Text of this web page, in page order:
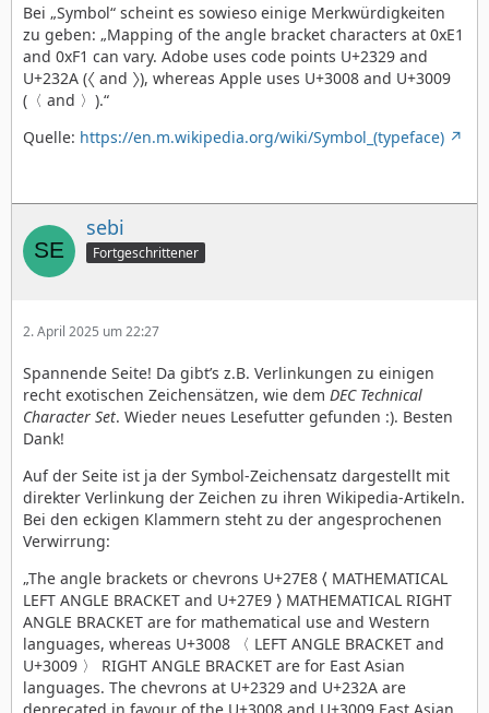
Bei „Symbol“ scheint es sowieso einige Merkwürdigkeiten
zu geben: „Mapping of the angle bracket characters at 0xE1
and 0xF1 can vary. Adobe uses code points U+2329 and
U+232A (〈 and 〉), whereas Apple uses U+3008 and U+3009
(〈 and 〉).“
Quelle: https://en.m.wikipedia.org/wiki/Symbol_(typeface)
sebi
Fortgeschrittener
2. April 2025 um 22:27
Spannende Seite! Da gibt’s z.B. Verlinkungen zu einigen
recht exotischen Zeichensätzen, wie dem DEC Technical
Character Set. Wieder neues Lesefutter gefunden :). Besten
Dank!
Auf der Seite ist ja der Symbol-Zeichensatz dargestellt mit
direkter Verlinkung der Zeichen zu ihren Wikipedia-Artikeln.
Bei den eckigen Klammern steht zu der angesprochenen
Verwirrung:
„The angle brackets or chevrons U+27E8 ⟨ MATHEMATICAL
LEFT ANGLE BRACKET and U+27E9 ⟩ MATHEMATICAL RIGHT
ANGLE BRACKET are for mathematical use and Western
languages, whereas U+3008 〈 LEFT ANGLE BRACKET and
U+3009 〉 RIGHT ANGLE BRACKET are for East Asian
languages. The chevrons at U+2329 and U+232A are
deprecated in favour of the U+3008 and U+3009 East Asian